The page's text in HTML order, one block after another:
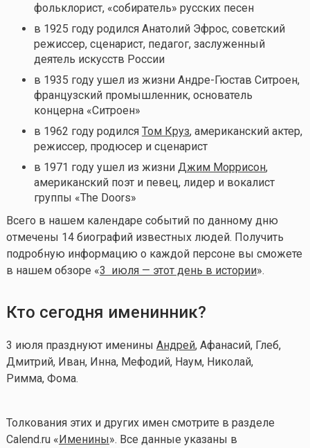
фольклорист, «собиратель» русских песен
в 1925 году родился Анатолий Эфрос, советский
режиссер, сценарист, педагог, заслуженный
деятель искусств России
в 1935 году ушел из жизни Андре-Гюстав Ситроен,
французский промышленник, основатель
концерна «Ситроен»
в 1962 году родился Том Круз, американский актер,
режиссер, продюсер и сценарист
в 1971 году ушел из жизни Джим Моррисон,
американский поэт и певец, лидер и вокалист
группы «The Doors»
Всего в нашем календаре событий по данному дню
отмечены 14 биографий известных людей. Получить
подробную информацию о каждой персоне вы сможете
в нашем обзоре «3 июля — этот день в истории».
Кто сегодня именинник?
3 июля празднуют именины Андрей, Афанасий, Глеб,
Дмитрий, Иван, Инна, Мефодий, Наум, Николай,
Римма, Фома.
Толкования этих и других имен смотрите в разделе
Calend.ru «Именины». Все данные указаны в